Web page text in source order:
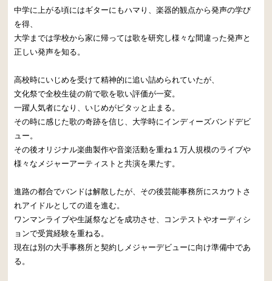
中学に上がる頃にはギターにもハマり、楽器的観点から発声の学び
を得、
大学までは学校から家に帰っては歌を研究し様々な間違った発声と
正しい発声を知る。
高校時にいじめを受けて精神的に追い詰められていたが、
文化祭で全校生徒の前で歌を歌い評価が一変。
一躍人気者になり、いじめがピタッと止まる。
その時に感じた歌の奇跡を信じ、大学時にインディーズバンドデビ
ュー。
その後オリジナル楽曲製作や音楽活動を重ね１万人規模のライブや
様々なメジャーアーティストと共演を果たす。
進路の都合でバンドは解散したが、その後芸能事務所にスカウトさ
れアイドルとしての道を進む。
ワンマンライブや生誕祭などを成功させ、コンテストやオーディシ
ョンで受賞経験を重ねる。
現在は別の大手事務所と契約しメジャーデビューに向け準備中であ
る。